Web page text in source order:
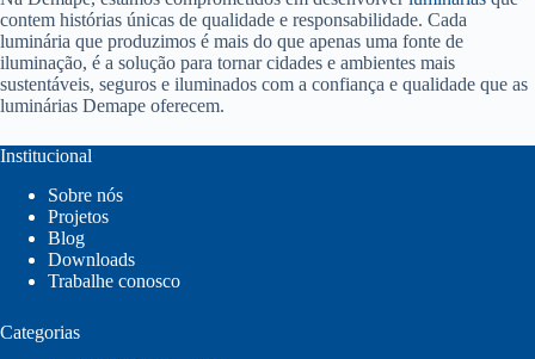
contem histórias únicas de qualidade e responsabilidade. Cada
luminária que produzimos é mais do que apenas uma fonte de
iluminação, é a solução para tornar cidades e ambientes mais
sustentáveis, seguros e iluminados com a confiança e qualidade que as
luminárias Demape oferecem.
Institucional
Sobre nós
Projetos
Blog
Downloads
Trabalhe conosco
Categorias